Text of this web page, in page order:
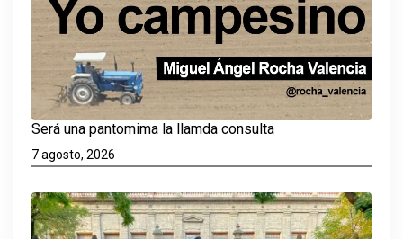
Será una pantomima la llamda consulta
7 agosto, 2026